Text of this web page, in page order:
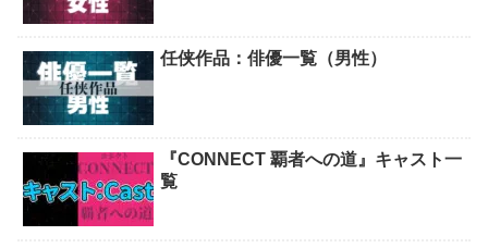
任侠作品：俳優一覧（男性）
『CONNECT 覇者への道』キャスト一
覧